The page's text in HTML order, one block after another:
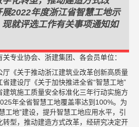
2022年度浙江省智慧工地示
就评选工作有关事项通知如
专业协会、浙建集团、各会员单位：
《关于推动浙江建筑业改革创新高质量
建设厅《关于加快推进全省“智慧工地”
建筑施工质量安全标准化三年行动实施方
年全省智慧工地覆盖率达到100%。为
工地”建设，提升智慧工地应用水平，引
型，推动建造方式改革，经研究决定开